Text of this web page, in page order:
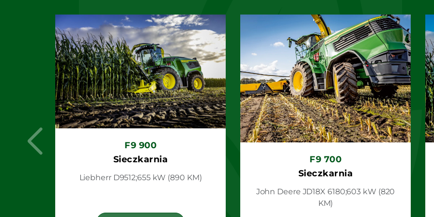
F9 900
Sieczkarnia
Liebherr D9512;655 kW (890 KM)
F9 700
Sieczkarnia
John Deere JD18X 6180;603 kW (820
KM)